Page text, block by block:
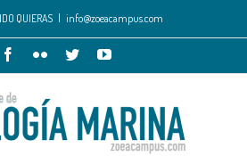
QUIERAS info@zoeacampus.com
propias y de terceros para ofrecer un
navegando consideramos que acepta su
Más información